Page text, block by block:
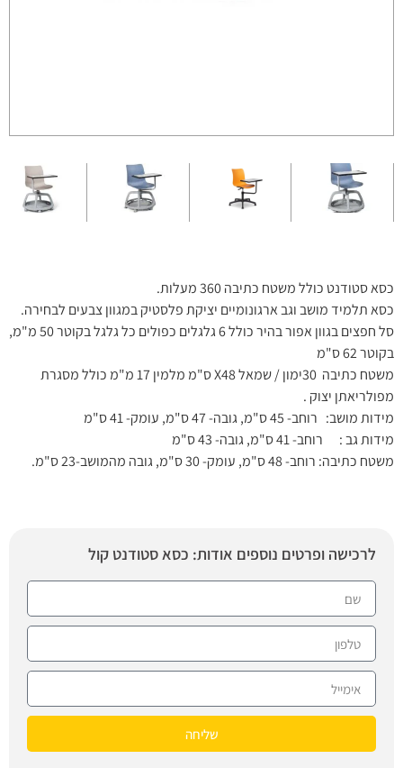
כסא סטודנט כולל משטח כתיבה 360 מעלות.
כסא תלמיד מושב וגב ארגונומיים יציקת פלסטיק במגוון צבעים לבחירה.
סל חפצים בגוון אפור בהיר כולל 6 גלגלים כפולים כל גלגל בקוטר 50 מ"מ,
בקוטר 62 ס"מ
משטח כתיבה 30ימון / שמאל X48 ס"מ מלמין 17 מ"מ כולל מסגרת
מפולריאתן יצוק .
מידות מושב: רוחב- 45 ס"מ, גובה- 47 ס"מ, עומק- 41 ס"מ
מידות גב : רוחב- 41 ס"מ, גובה- 43 ס"מ
משטח כתיבה: רוחב- 48 ס"מ, עומק- 30 ס"מ, גובה מהמושב-23 ס"מ.
לרכישה ופרטים נוספים אודות: כסא סטודנט קול
שליחה